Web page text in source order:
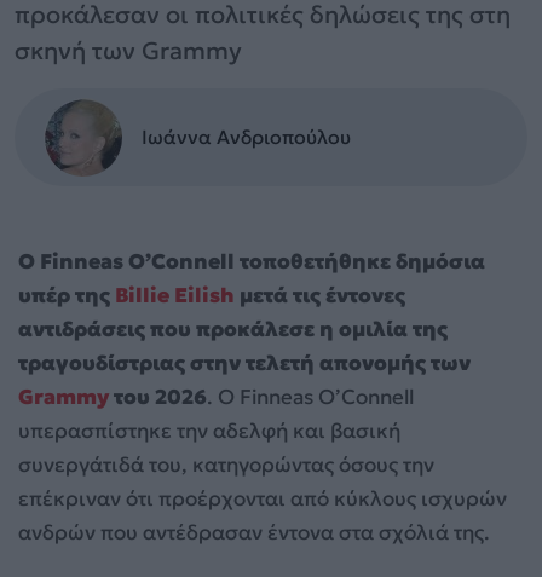
προκάλεσαν οι πολιτικές δηλώσεις της στη
σκηνή των Grammy
Ιωάννα Ανδριοπούλου
Ο Finneas O’Connell τοποθετήθηκε δημόσια
υπέρ της Billie Eilish μετά τις έντονες
αντιδράσεις που προκάλεσε η ομιλία της
τραγουδίστριας στην τελετή απονομής των
Grammyτου 2026. Ο Finneas O’Connell
υπερασπίστηκε την αδελφή και βασική
συνεργάτιδά του, κατηγορώντας όσους την
επέκριναν ότι προέρχονται από κύκλους ισχυρών
ανδρών που αντέδρασαν έντονα στα σχόλιά της.